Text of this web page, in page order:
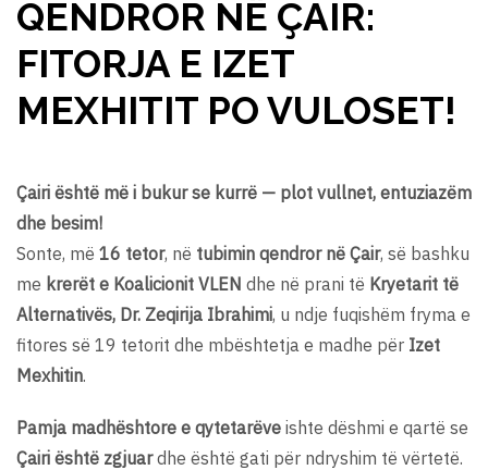
QENDROR NË ÇAIR:
FITORJA E IZET
MEXHITIT PO VULOSET!
Çairi është më i bukur se kurrë — plot vullnet, entuziazëm
dhe besim!
Sonte, më 16 tetor, në tubimin qendror në Çair, së bashku
me krerët e Koalicionit VLEN dhe në prani të Kryetarit të
Alternativës, Dr. Zeqirija Ibrahimi, u ndje fuqishëm fryma e
fitores së 19 tetorit dhe mbështetja e madhe për Izet
Mexhitin.
Pamja madhështore e qytetarëve ishte dëshmi e qartë se
Çairi është zgjuardhe është gati për ndryshim të vërtetë.